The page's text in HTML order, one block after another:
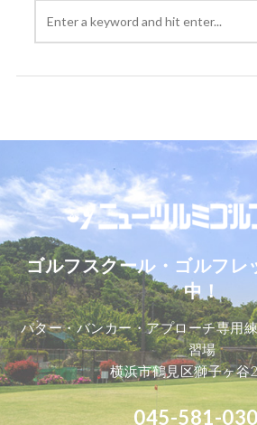
ゴルフスクール・ゴルフレ
中！
パター・バンカー・アプローチ専用
習場
横浜市鶴見区獅子ヶ谷
045-581-